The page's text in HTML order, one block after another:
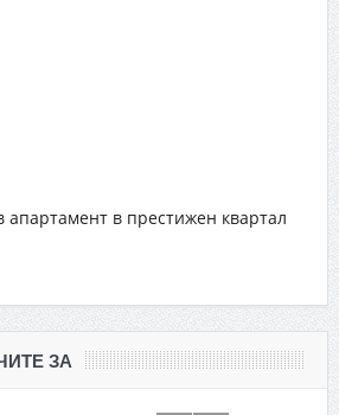
апартамент в престижен квартал
ЗА